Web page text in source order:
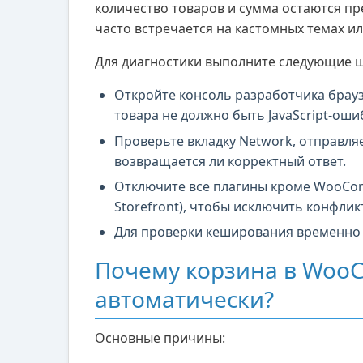
количество товаров и сумма остаются
часто встречается на кастомных темах
Для диагностики выполните следующие
Откройте консоль разработчика
товара не должно быть JavaScript-
Проверьте вкладку Network,
возвращается ли корректный ответ.
Отключите все плагины кроме
Storefront), чтобы исключить
Для проверки кеширования
Почему корзина в
автоматически?
Основные причины: